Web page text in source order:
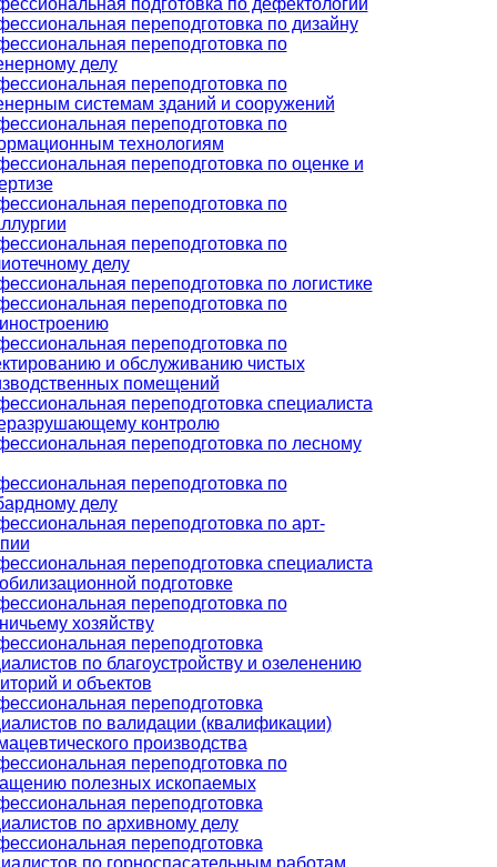
переподготовка по дизайну
переподготовка по
делу
переподготовка по
системам зданий и сооружений
переподготовка по
технологиям
переподготовка по оценке и
переподготовка по
переподготовка по
делу
переподготовка по логистике
переподготовка по
переподготовка по
и обслуживанию чистых
помещений
переподготовка специалиста
контролю
переподготовка по лесному
переподготовка по
делу
переподготовка по арт-
переподготовка специалиста
подготовке
переподготовка по
хозяйству
переподготовка
по благоустройству и озеленению
и объектов
переподготовка
по валидации (квалификации)
производства
переподготовка по
полезных ископаемых
переподготовка
по архивному делу
переподготовка
по горноспасательным работам